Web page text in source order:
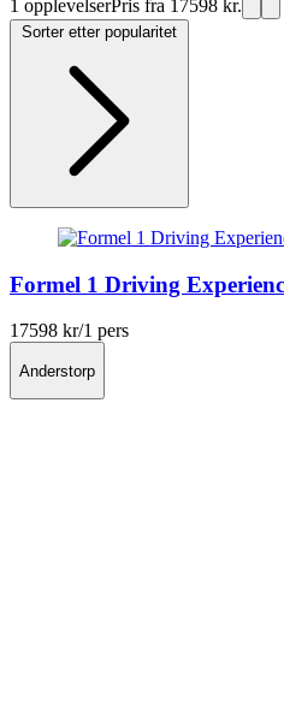
1 opplevelserPris fra 17598 kr.
Formel 1 Driving
17598 kr/1 pers
Anderstorp